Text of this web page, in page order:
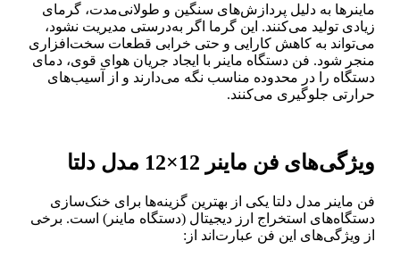
ماینرها به دلیل پردازش‌های سنگین و طولانی‌مدت، گرمای
زیادی تولید می‌کنند. این گرما اگر به‌درستی مدیریت نشود،
می‌تواند به کاهش کارایی و حتی خرابی قطعات سخت‌افزاری
منجر شود. فن‌ دستگاه ماینر با ایجاد جریان هوای قوی، دمای
دستگاه را در محدوده مناسب نگه می‌دارند و از آسیب‌های
حرارتی جلوگیری می‌کنند.
ویژگی‌های فن ماینر 12×12 مدل دلتا
فن ماینر مدل دلتا یکی از بهترین گزینه‌ها برای خنک‌سازی
دستگاه‌های استخراج ارز دیجیتال (دستگاه ماینر) است. برخی
از ویژگی‌های این فن عبارت‌اند از: